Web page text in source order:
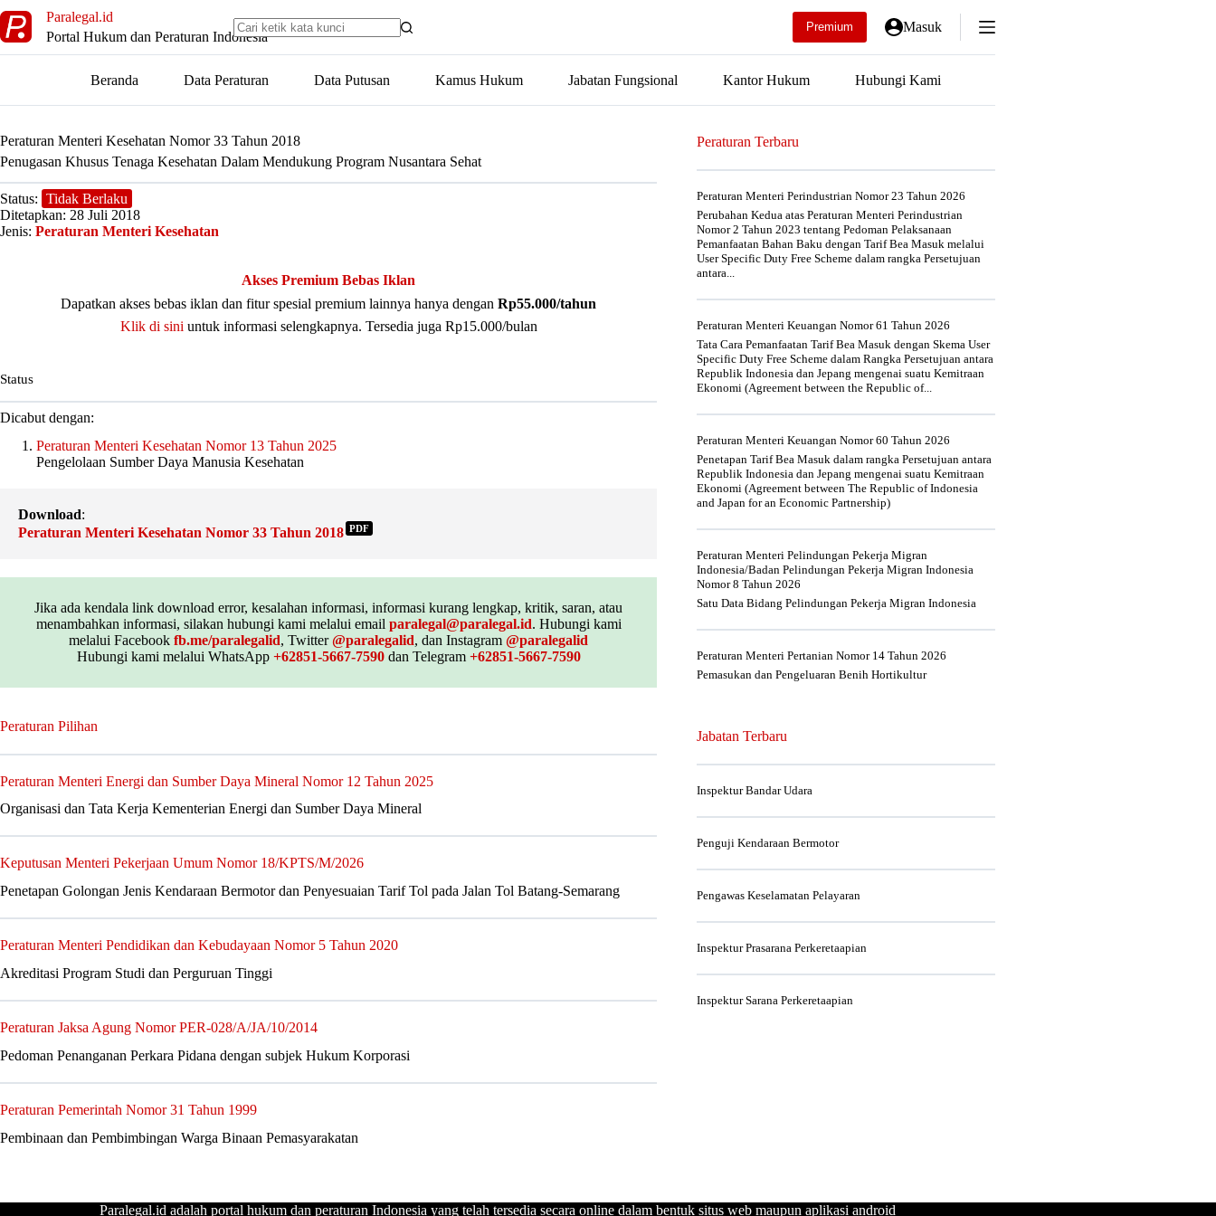
to
content
Paralegal.id
Portal Hukum dan Peraturan Indonesia
Premium Masuk
Beranda Data Peraturan Data Putusan Kamus Hukum Jabatan Fungsional Kantor Hukum Hubungi Kami
Peraturan Menteri Kesehatan Nomor 33 Tahun 2018
Penugasan Khusus Tenaga Kesehatan Dalam Mendukung Program Nusantara Sehat
Status: Tidak Berlaku
Ditetapkan: 28 Juli 2018
Jenis: Peraturan Menteri Kesehatan
Akses Premium Bebas Iklan
Dapatkan akses bebas iklan dan fitur spesial premium lainnya hanya dengan Rp55.000/tahun
Klik di sini untuk informasi selengkapnya. Tersedia juga Rp15.000/bulan
Status
Dicabut dengan:
Peraturan Menteri Kesehatan Nomor 13 Tahun 2025
Pengelolaan Sumber Daya Manusia Kesehatan
Download:
Peraturan Menteri Kesehatan Nomor 33 Tahun 2018 PDF
Jika ada kendala link download error, kesalahan informasi, informasi kurang lengkap, kritik, saran, atau
menambahkan informasi, silakan hubungi kami melalui email paralegal@paralegal.id. Hubungi kami
melalui Facebook fb.me/paralegalid, Twitter@paralegalid, dan Instagram @paralegalid
Hubungi kami melalui WhatsApp +62851-5667-7590dan Telegram +62851-5667-7590
Peraturan Pilihan
Peraturan Menteri Energi dan Sumber Daya Mineral Nomor 12 Tahun 2025
Organisasi dan Tata Kerja Kementerian Energi dan Sumber Daya Mineral
Keputusan Menteri Pekerjaan Umum Nomor 18/KPTS/M/2026
Penetapan Golongan Jenis Kendaraan Bermotor dan Penyesuaian Tarif Tol pada Jalan Tol Batang­-Semarang
Peraturan Menteri Pendidikan dan Kebudayaan Nomor 5 Tahun 2020
Akreditasi Program Studi dan Perguruan Tinggi
Peraturan Jaksa Agung Nomor PER-028/A/JA/10/2014
Pedoman Penanganan Perkara Pidana dengan subjek Hukum Korporasi
Peraturan Pemerintah Nomor 31 Tahun 1999
Pembinaan dan Pembimbingan Warga Binaan Pemasyarakatan
Peraturan Terbaru
Peraturan Menteri Perindustrian Nomor 23 Tahun 2026
Perubahan Kedua atas Peraturan Menteri Perindustrian
Nomor 2 Tahun 2023 tentang Pedoman Pelaksanaan
Pemanfaatan Bahan Baku dengan Tarif Bea Masuk melalui
User Specific Duty Free Scheme dalam rangka Persetujuan
antara...
Peraturan Menteri Keuangan Nomor 61 Tahun 2026
Tata Cara Pemanfaatan Tarif Bea Masuk dengan Skema User
Specific Duty Free Scheme dalam Rangka Persetujuan antara
Republik Indonesia dan Jepang mengenai suatu Kemitraan
Ekonomi (Agreement between the Republic of...
Peraturan Menteri Keuangan Nomor 60 Tahun 2026
Penetapan Tarif Bea Masuk dalam rangka Persetujuan antara
Republik Indonesia dan Jepang mengenai suatu Kemitraan
Ekonomi (Agreement between The Republic of Indonesia
and Japan for an Economic Partnership)
Peraturan Menteri Pelindungan Pekerja Migran
Indonesia/Badan Pelindungan Pekerja Migran Indonesia
Nomor 8 Tahun 2026
Satu Data Bidang Pelindungan Pekerja Migran Indonesia
Peraturan Menteri Pertanian Nomor 14 Tahun 2026
Pemasukan dan Pengeluaran Benih Hortikultur
Jabatan Terbaru
Inspektur Bandar Udara
Penguji Kendaraan Bermotor
Pengawas Keselamatan Pelayaran
Inspektur Prasarana Perkeretaapian
Inspektur Sarana Perkeretaapian
Paralegal.id adalah portal hukum dan peraturan Indonesia yang telah tersedia secara online dalam bentuk situs web maupun aplikasi android